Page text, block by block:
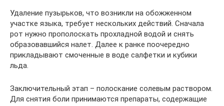
Удаление пузырьков, что возникли на обожженном
участке языка, требует нескольких действий. Сначала
рот нужно прополоскать прохладной водой и снять
образовавшийся налет. Далее к ранке поочередно
прикладывают смоченные в воде салфетки и кубики
льда.
Заключительный этап – полоскание солевым раствором.
Для снятия боли принимаются препараты, содержащие